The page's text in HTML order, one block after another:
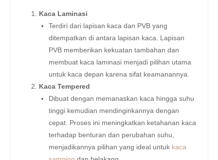
Kaca Laminasi
Terdiri dari lapisan kaca dan PVB yang
ditempatkan di antara lapisan kaca. Lapisan
PVB memberikan kekuatan tambahan dan
membuat kaca laminasi menjadi pilihan utama
untuk kaca depan karena sifat keamanannya.
Kaca Tempered
Dibuat dengan memanaskan kaca hingga suhu
tinggi kemudian mendinginkannya dengan
cepat. Proses ini meningkatkan ketahanan kaca
terhadap benturan dan perubahan suhu,
menjadikannya pilihan yang ideal untuk kaca